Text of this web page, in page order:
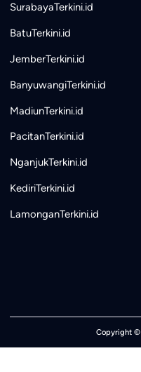
SurabayaTerkini.id
BatuTerkini.id
JemberTerkini.id
BanyuwangiTerkini.id
MadiunTerkini.id
PacitanTerkini.id
NganjukTerkini.id
KediriTerkini.id
LamonganTerkini.id
Copyright ©